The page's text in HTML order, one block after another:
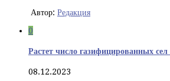
Автор: Редакция
0
Растет число газифицированных сел
08.12.2023